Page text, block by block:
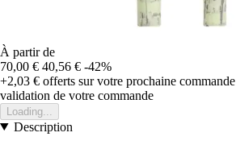
À partir de
70,00 € 40,56 € -42%
+2,03 € offerts sur votre prochaine commande
validation de votre commande
Loading...
Description